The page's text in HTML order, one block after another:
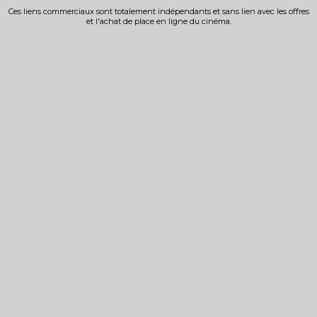
Ces liens commerciaux sont totalement indépendants et sans lien avec les offres
et l'achat de place en ligne du cinéma.